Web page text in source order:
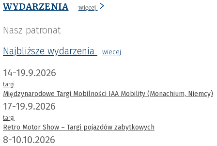
WYDARZENIA więcej
Nasz patronat
Najbliższe wydarzenia
wiecej
14-19.9.2026
targi
Międzynarodowe Targi Mobilności IAA Mobility (Monachium, Niemcy)
17-19.9.2026
targi
Retro Motor Show – Targi pojazdów zabytkowych
8-10.10.2026